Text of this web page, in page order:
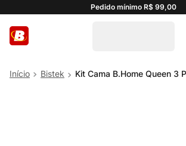
Pedido mínimo R$ 99,00
Bistek Kit Cama B.Home Queen 3